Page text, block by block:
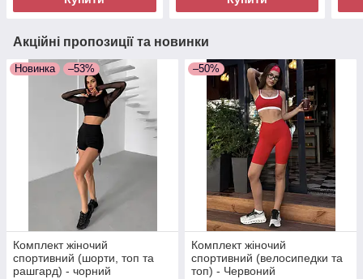
Акційні пропозиції та новинки
Новинка –53%
Комплект жіночий
спортивний (шорти, топ та
рашгард) - чорний
–50%
Комплект жіночий
спортивний (велосипедки та
топ) - Червоний